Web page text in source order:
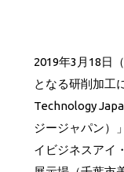
2019年3月18日
となる研削加工
Technology
ジージャパン）
イビジネスアイ